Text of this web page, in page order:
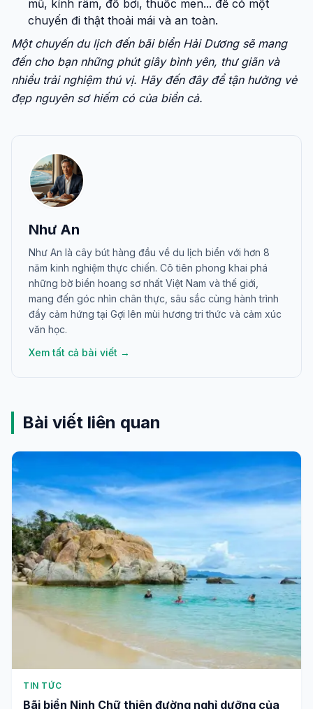
mũ, kính râm, đồ bơi, thuốc men... để có một
chuyến đi thật thoải mái và an toàn.
Một chuyến du lịch đến bãi biển Hải Dương sẽ mang
đến cho bạn những phút giây bình yên, thư giãn và
nhiều trải nghiệm thú vị. Hãy đến đây để tận hưởng vẻ
đẹp nguyên sơ hiếm có của biển cả.
Như An
Như An là cây bút hàng đầu về du lịch biển với hơn 8
năm kinh nghiệm thực chiến. Cô tiên phong khai phá
những bờ biển hoang sơ nhất Việt Nam và thế giới,
mang đến góc nhìn chân thực, sâu sắc cùng hành trình
đầy cảm hứng tại Gợi lên mùi hương tri thức và cảm xúc
văn học.
Xem tất cả bài viết →
Bài viết liên quan
TIN TỨC
Bãi biển Ninh Chữ thiên đường nghỉ dưỡng của